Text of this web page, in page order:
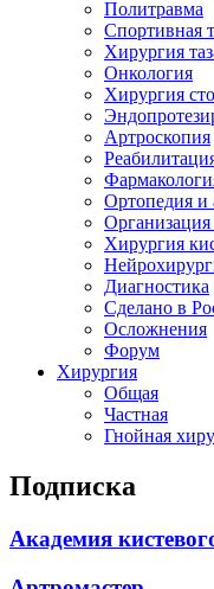
Политравма
Спортивная
Хирургия
Онкология
Хирургия
Артроскопия
Ортопедия и
Хирургия
Диагностика
Сделано в
Осложнения
Форум
Хирургия
Общая
Частная
Гнойная
Подписка
Академия